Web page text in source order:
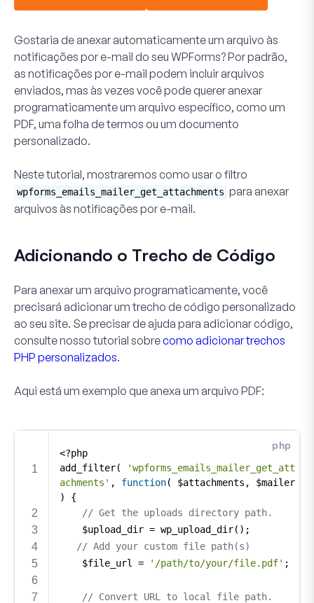
Gostaria de anexar automaticamente um arquivo às
notificações por e-mail do seu WPForms? Por padrão,
as notificações por e-mail podem incluir arquivos
enviados, mas às vezes você pode querer anexar
programaticamente um arquivo específico, como um
PDF, uma folha de termos ou um documento
personalizado.
Neste tutorial, mostraremos como usar o filtro
wpforms_emails_mailer_get_attachments para anexar
arquivos às notificações por e-mail.
Adicionando o Trecho de Código
Para anexar um arquivo programaticamente, você
precisará adicionar um trecho de código personalizado
ao seu site. Se precisar de ajuda para adicionar código,
consulte nosso tutorial sobrecomo adicionar trechos
PHP personalizados.
Aqui está um exemplo que anexa um arquivo PDF: